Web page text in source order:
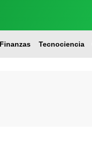
Finanzas Tecnociencia